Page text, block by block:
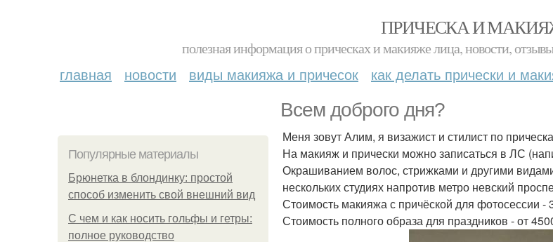
ПРИЧЕСКА И
полезная информация о прическах и макияже лица, новости,
главная новости виды макияжа и причесок как делать прически и
Всем доброго дня?
Популярные материалы
Брюнетка в блондинку: простой
способ изменить свой внешний вид
С чем и как носить гольфы и гетры:
полное руководство
Меня зовут Алим, я визажист и стилист по
На макияж и прически можно записаться в ЛС
Окрашиванием волос, стрижками и другими
нескольких студиях напротив метро невский
Стоимость макияжа с причёской для фотосессии -
Стоимость полного образа для праздников - от